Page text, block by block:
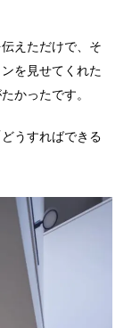
えただけで、そ
を見せてくれた
かったです。
うすればできる